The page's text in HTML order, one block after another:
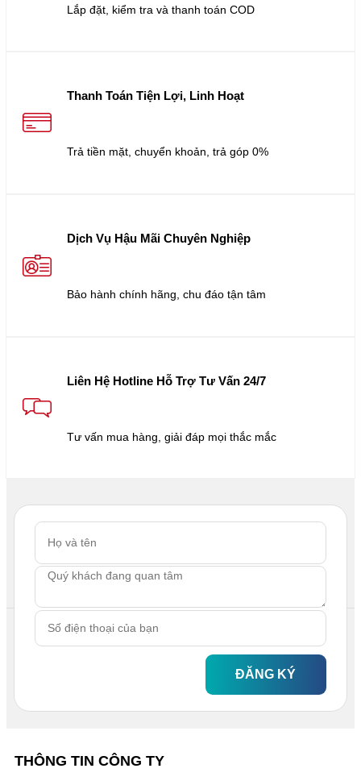
Lắp đặt, kiểm tra và thanh toán COD
Thanh Toán Tiện Lợi, Linh Hoạt
Trả tiền mặt, chuyển khoản, trả góp 0%
Dịch Vụ Hậu Mãi Chuyên Nghiệp
Bảo hành chính hãng, chu đáo tận tâm
Liên Hệ Hotline Hỗ Trợ Tư Vấn 24/7
Tư vấn mua hàng, giải đáp mọi thắc mắc
ĐĂNG KÝ
THÔNG TIN CÔNG TY